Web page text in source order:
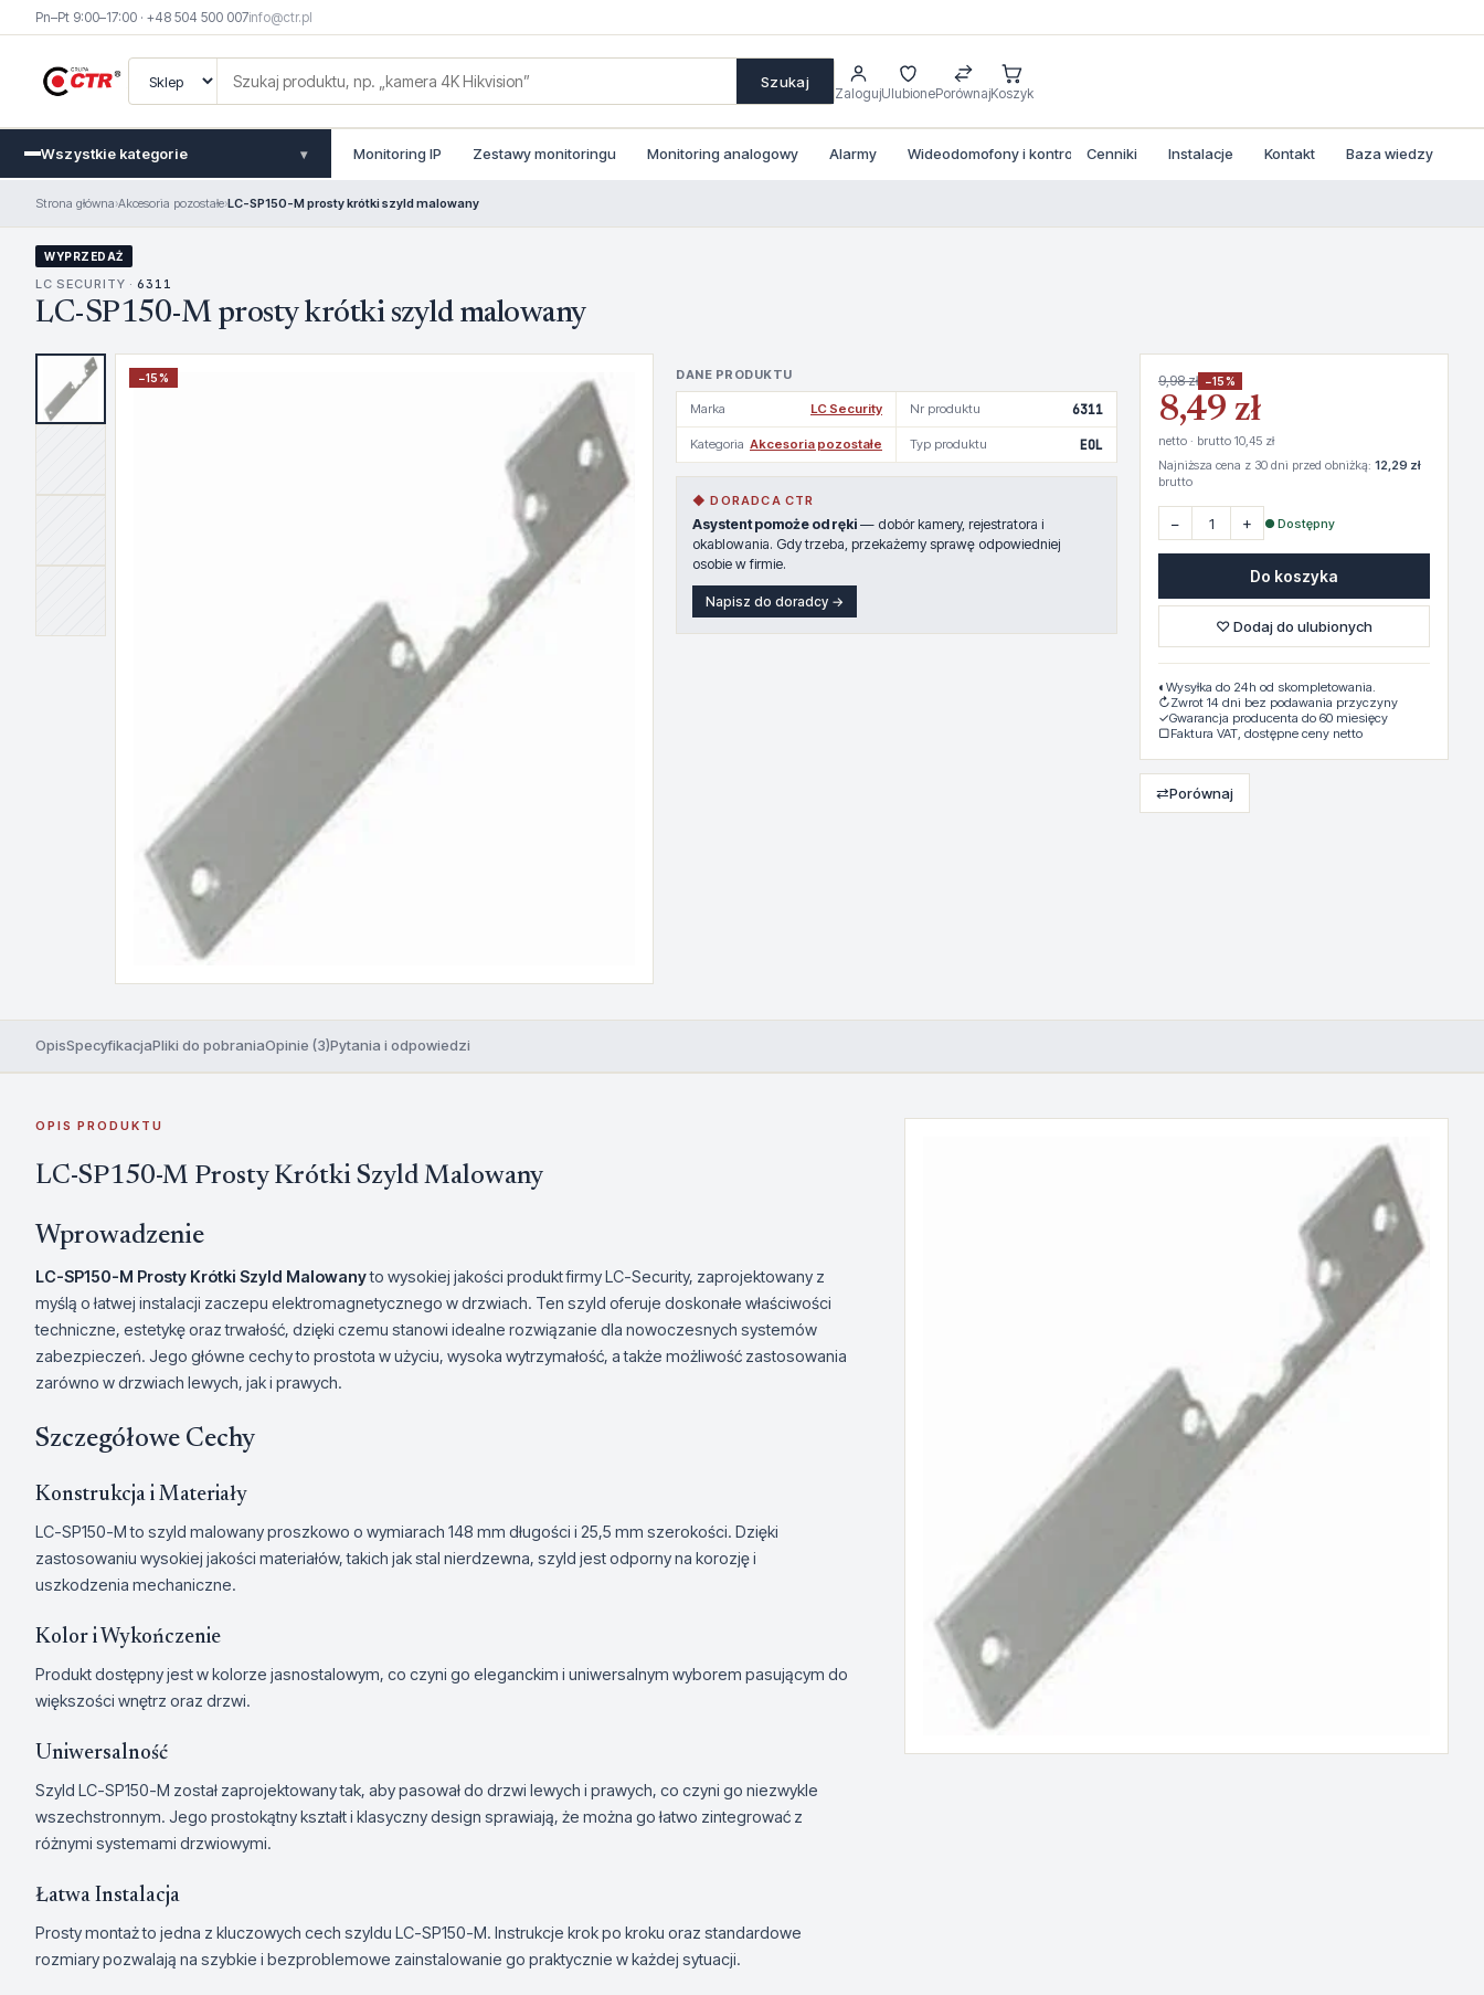
Pn–Pt 9:00–17:00 · +48 504 500 007info@ctr.pl
Szukaj
ZalogujUlubionePorównajKoszyk
Wszystkie kategorie ▾ Monitoring IP Zestawy monitoringu Monitoring analogowy Alarmy Wideodomofony i kontrola dostepu
Cenniki Instalacje Kontakt Baza wiedzy
Strona główna›Akcesoria pozostałe›LC-SP150-M prosty krótki szyld malowany
WYPRZEDAŻ
LC SECURITY · 6311
LC-SP150-M prosty krótki szyld malowany
−15% DANE PRODUKTU
Marka LC Security Nr produktu 6311
Kategoria Akcesoria pozostałe Typ produktu EOL
◆ DORADCA CTR
Asystent pomoże od ręki — dobór kamery, rejestratora i
okablowania. Gdy trzeba, przekażemy sprawę odpowiedniej
osobie w firmie.
Napisz do doradcy →
9,98 zł −15%
8,49 zł
netto · brutto 10,45 zł
Najniższa cena z 30 dni przed obniżką: 12,29 zł
brutto
− + ● Dostępny
Do koszyka
♡ Dodaj do ulubionych
◐ Wysyłka do 24h od skompletowania.
↻Zwrot 14 dni bez podawania przyczyny
✓Gwarancja producenta do 60 miesięcy
▢Faktura VAT, dostępne ceny netto
⇄Porównaj
OpisSpecyfikacjaPliki do pobraniaOpinie (3)Pytania i odpowiedzi
OPIS PRODUKTU
LC-SP150-M Prosty Krótki Szyld Malowany
Wprowadzenie
LC-SP150-M Prosty Krótki Szyld Malowanyto wysokiej jakości produkt firmy LC-Security, zaprojektowany z
myślą o łatwej instalacji zaczepu elektromagnetycznego w drzwiach. Ten szyld oferuje doskonałe właściwości
techniczne, estetykę oraz trwałość, dzięki czemu stanowi idealne rozwiązanie dla nowoczesnych systemów
zabezpieczeń. Jego główne cechy to prostota w użyciu, wysoka wytrzymałość, a także możliwość zastosowania
zarówno w drzwiach lewych, jak i prawych.
Szczegółowe Cechy
Konstrukcja i Materiały
LC-SP150-M to szyld malowany proszkowo o wymiarach 148 mm długości i 25,5 mm szerokości. Dzięki
zastosowaniu wysokiej jakości materiałów, takich jak stal nierdzewna, szyld jest odporny na korozję i
uszkodzenia mechaniczne.
Kolor i Wykończenie
Produkt dostępny jest w kolorze jasnostalowym, co czyni go eleganckim i uniwersalnym wyborem pasującym do
większości wnętrz oraz drzwi.
Uniwersalność
Szyld LC-SP150-M został zaprojektowany tak, aby pasował do drzwi lewych i prawych, co czyni go niezwykle
wszechstronnym. Jego prostokątny kształt i klasyczny design sprawiają, że można go łatwo zintegrować z
różnymi systemami drzwiowymi.
Łatwa Instalacja
Prosty montaż to jedna z kluczowych cech szyldu LC-SP150-M. Instrukcje krok po kroku oraz standardowe
rozmiary pozwalają na szybkie i bezproblemowe zainstalowanie go praktycznie w każdej sytuacji.